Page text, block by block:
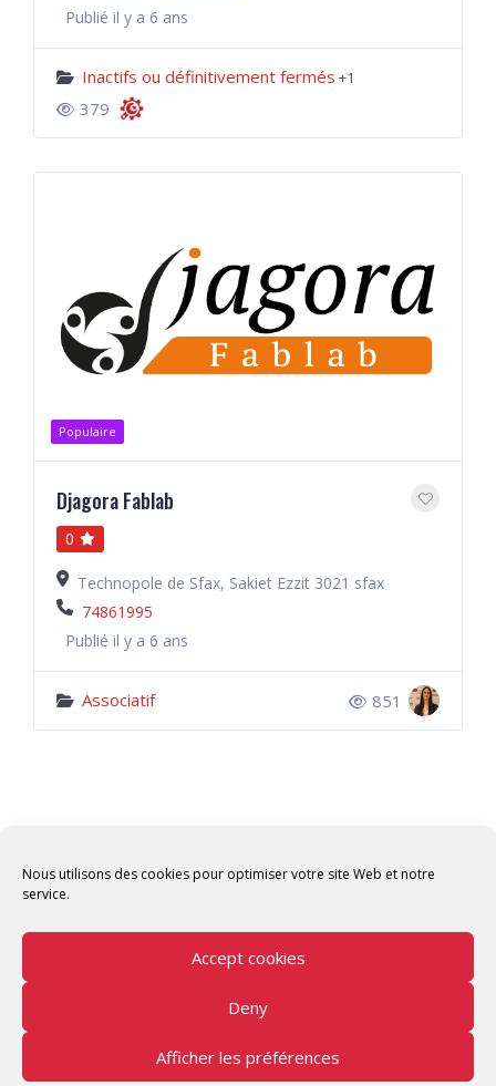
Nous utilisons des cookies pour optimiser votre site Web et notre
service.
Accept cookies
Deny
Afficher les préférences
Publié il y a 6 ans
Inactifs ou définitivement fermés +1
379
Populaire
Djagora Fablab
0
Technopole de Sfax, Sakiet Ezzit 3021 sfax
74861995
Publié il y a 6 ans
Associatif 851
Copyright © 2026 Tunisian Fablabs Tous droits
réservés.